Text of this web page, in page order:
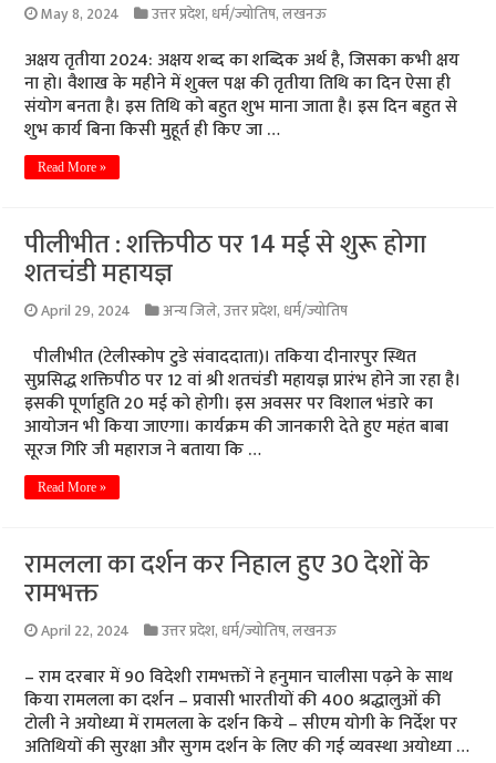
May 8, 2024 उत्तर प्रदेश, धर्म/ज्योतिष,लखनऊ
अक्षय तृतीया 2024: अक्षय शब्द का शब्दिक अर्थ है, जिसका कभी क्षय
ना हो। वैशाख के महीने में शुक्ल पक्ष की तृतीया तिथि का दिन ऐसा ही
संयोग बनता है। इस तिथि को बहुत शुभ माना जाता है। इस दिन बहुत से
शुभ कार्य बिना किसी मुहूर्त ही किए जा …
Read More »
पीलीभीत : शक्तिपीठ पर 14 मई से शुरू होगा
शतचंडी महायज्ञ
April 29, 2024 अन्य जिले,उत्तर प्रदेश, धर्म/ज्योतिष
पीलीभीत (टेलीस्कोप टुडे संवाददाता)। तकिया दीनारपुर स्थित
सुप्रसिद्ध शक्तिपीठ पर 12 वां श्री शतचंडी महायज्ञ प्रारंभ होने जा रहा है।
इसकी पूर्णाहुति 20 मई को होगी। इस अवसर पर विशाल भंडारे का
आयोजन भी किया जाएगा। कार्यक्रम की जानकारी देते हुए महंत बाबा
सूरज गिरि जी महाराज ने बताया कि …
Read More »
रामलला का दर्शन कर निहाल हुए 30 देशों के
रामभक्त
April 22, 2024 उत्तर प्रदेश, धर्म/ज्योतिष,लखनऊ
– राम दरबार में 90 विदेशी रामभक्तों ने हनुमान चालीसा पढ़ने के साथ
किया रामलला का दर्शन – प्रवासी भारतीयों की 400 श्रद्धालुओं की
टोली ने अयोध्या में रामलला के दर्शन किये – सीएम योगी के निर्देश पर
अतिथियों की सुरक्षा और सुगम दर्शन के लिए की गई व्यवस्था अयोध्या …